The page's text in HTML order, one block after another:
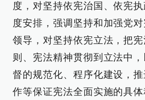
度，对坚持依宪治国、依宪
度安排，强调坚持和加强党
领导，对坚持依宪立法，把
则、宪法精神贯彻到立法中
督的规范化、程序化建设，
作等保证宪法全面实施的具